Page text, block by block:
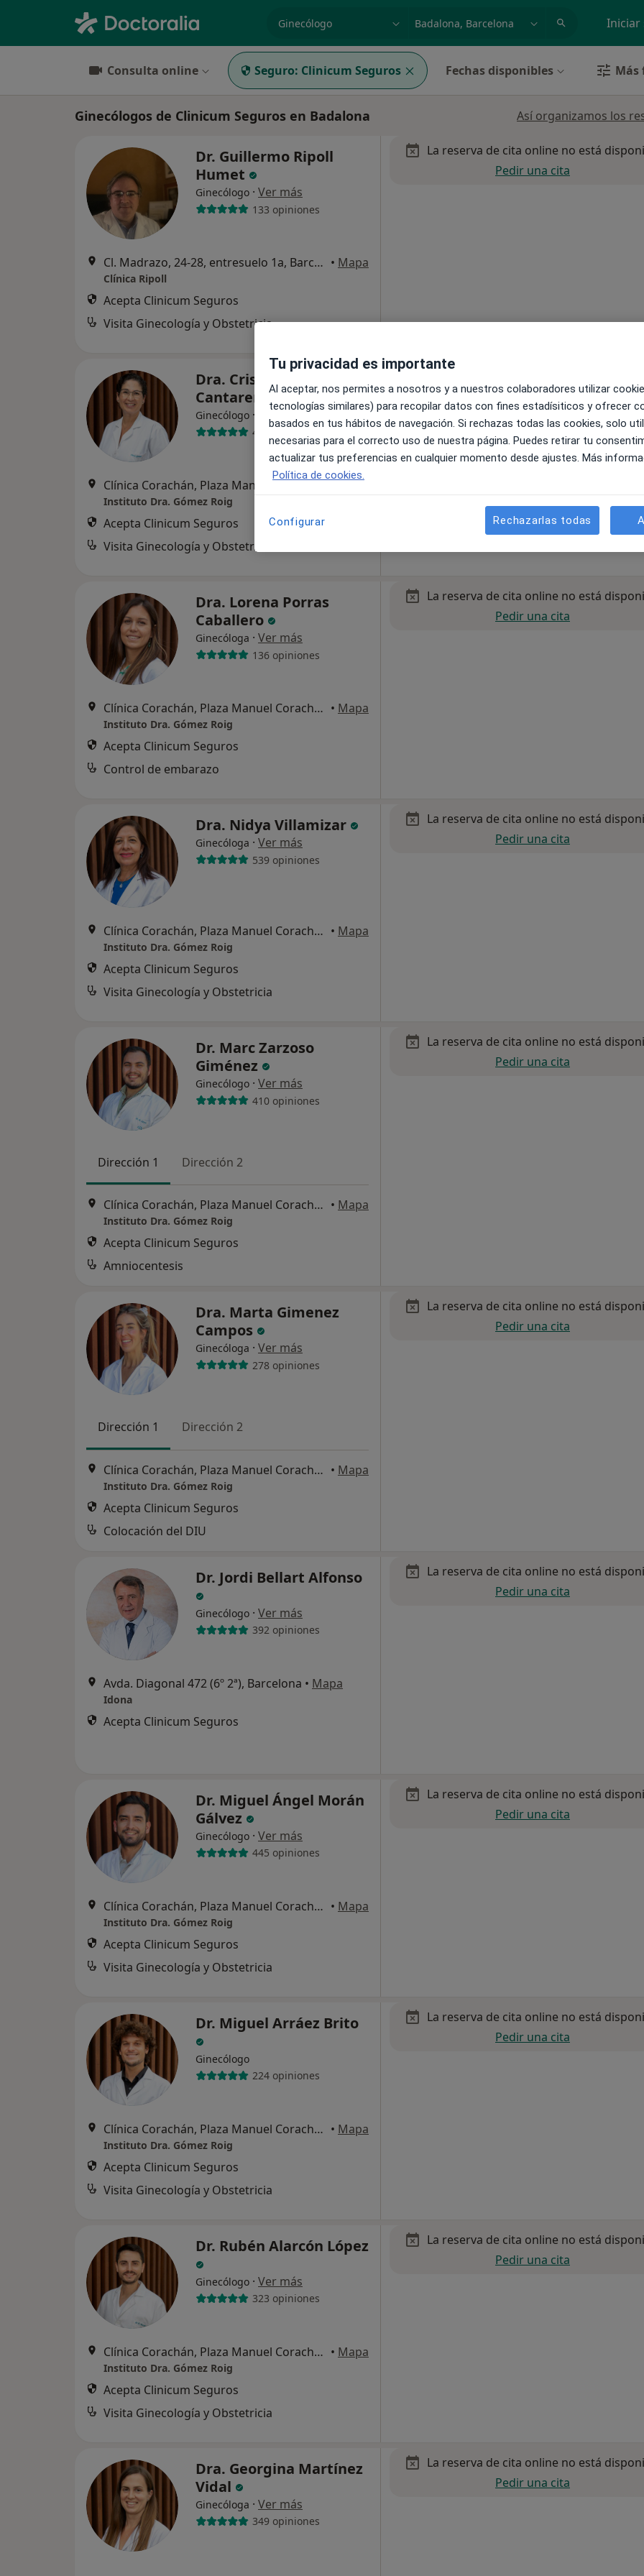
especialidad, enfermedad o nombre Iniciar
Consulta online Seguro: Clinicum Seguros Fechas disponibles
Ginecólogos de Clinicum Seguros en Badalona Así organizamos los
Dr. Guillermo Ripoll
Humet
Ginecólogo · Ver más
133 opiniones
Cl. Madrazo, 24-28, entresuelo 1a, Barcelona • Mapa
Clínica Ripoll
Acepta Clinicum Seguros
Visita Ginecología y Obstetricia
La reserva de cita online no está
Pedir una cita
Dra. Cristina Gomar
Cantarero
Ginecólogo · Ver más
482 opiniones
Clínica Corachán, Plaza Manuel Corachán, 4 (desp.220-221)., Barcelona •Mapa
Instituto Dra. Gómez Roig
Acepta Clinicum Seguros
Visita Ginecología y Obstetricia
La reserva de cita online no está
Pedir una cita
Dra. Lorena Porras
Caballero
Ginecóloga · Ver más
136 opiniones
Clínica Corachán, Plaza Manuel Corachán, 4 (desp.220-221)., Barcelona • Mapa
Instituto Dra. Gómez Roig
Acepta Clinicum Seguros
Control de embarazo
La reserva de cita online no está
Pedir una cita
Dra. Nidya Villamizar
Ginecóloga · Ver más
539 opiniones
Clínica Corachán, Plaza Manuel Corachán, 4 (desp.220-221)., Barcelona • Mapa
Instituto Dra. Gómez Roig
Acepta Clinicum Seguros
Visita Ginecología y Obstetricia
La reserva de cita online no está
Pedir una cita
Dr. Marc Zarzoso
Giménez
Ginecólogo · Ver más
410 opiniones
Dirección 1 Dirección 2
Clínica Corachán, Plaza Manuel Corachán, 4 (desp.220-221)., Barcelona • Mapa
Instituto Dra. Gómez Roig
Acepta Clinicum Seguros
Amniocentesis
La reserva de cita online no está
Pedir una cita
Dra. Marta Gimenez
Campos
Ginecóloga · Ver más
278 opiniones
Dirección 1 Dirección 2
Clínica Corachán, Plaza Manuel Corachán, 4 (desp.220-221)., Barcelona • Mapa
Instituto Dra. Gómez Roig
Acepta Clinicum Seguros
Colocación del DIU
La reserva de cita online no está
Pedir una cita
Dr. Jordi Bellart Alfonso
Ginecólogo · Ver más
392 opiniones
Avda. Diagonal 472 (6º 2ª), Barcelona • Mapa
Idona
Acepta Clinicum Seguros
La reserva de cita online no está
Pedir una cita
Dr. Miguel Ángel Morán
Gálvez
Ginecólogo · Ver más
445 opiniones
Clínica Corachán, Plaza Manuel Corachán, 4 (desp.220-221)., Barcelona • Mapa
Instituto Dra. Gómez Roig
Acepta Clinicum Seguros
Visita Ginecología y Obstetricia
La reserva de cita online no está
Pedir una cita
Dr. Miguel Arráez Brito
Ginecólogo
224 opiniones
Clínica Corachán, Plaza Manuel Corachán, 4 (desp.220-221)., Barcelona • Mapa
Instituto Dra. Gómez Roig
Acepta Clinicum Seguros
Visita Ginecología y Obstetricia
La reserva de cita online no está
Pedir una cita
Dr. Rubén Alarcón López
Ginecólogo · Ver más
323 opiniones
Clínica Corachán, Plaza Manuel Corachán, 4 (desp.220-221)., Barcelona • Mapa
Instituto Dra. Gómez Roig
Acepta Clinicum Seguros
Visita Ginecología y Obstetricia
La reserva de cita online no está
Pedir una cita
Dra. Georgina Martínez
Vidal
Ginecóloga · Ver más
349 opiniones
La reserva de cita online no está
Pedir una cita
Tu privacidad es importante
Al aceptar, nos permites a nosotros y a nuestros colaboradores utilizar
tecnologías similares) para recopilar datos con fines estadísiticos y ofrecer
basados en tus hábitos de navegación. Si rechazas todas las cookies, solo
necesarias para el correcto uso de nuestra página. Puedes retirar tu
actualizar tus preferencias en cualquier momento desde ajustes. Más
Política de cookies.
Configurar Rechazarlas todas